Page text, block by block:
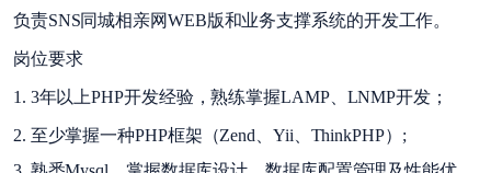
负责SNS同城相亲网WEB版和业务支撑系统的开发工作。
岗位要求
1. 3年以上PHP开发经验，熟练掌握LAMP、LNMP开发；
2. 至少掌握一种PHP框架（Zend、Yii、ThinkPHP）;